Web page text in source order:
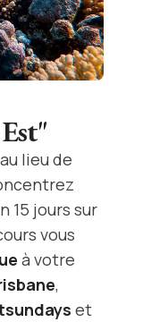
au lieu de
15 jours sur
vous
à votre
,
et